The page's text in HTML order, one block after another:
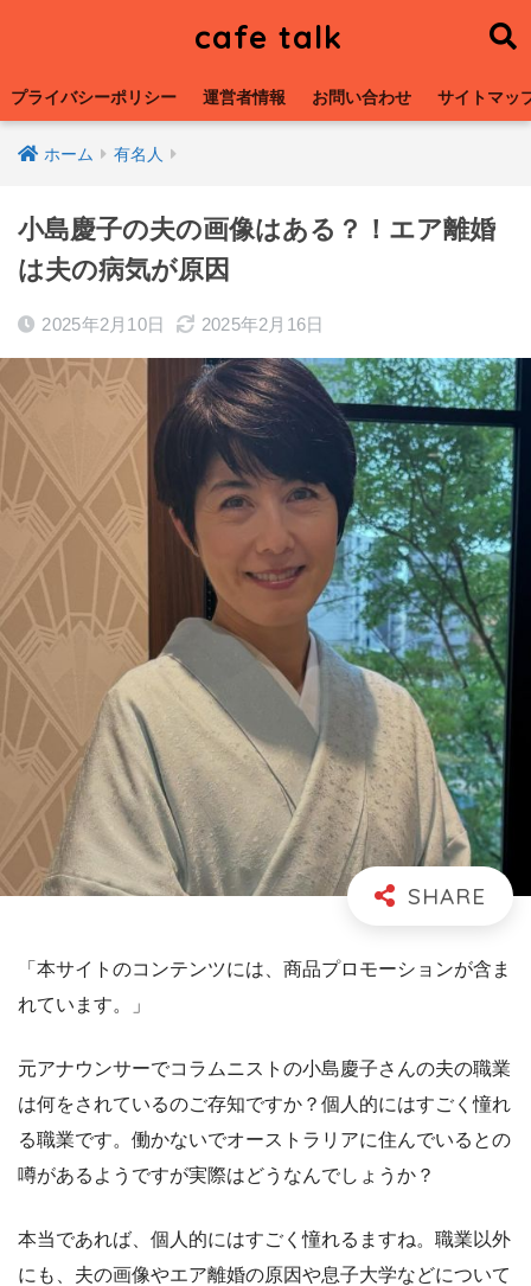
cafe talk
プライバシーポリシー 運営者情報 お問い合わせ サイトマッ
ホーム 有名人
小島慶子の夫の画像はある？！エア離婚
は夫の病気が原因
2025年2月10日 2025年2月16日
「本サイトのコンテンツには、商品プロモーションが含ま
れています。」
元アナウンサーでコラムニストの小島慶子さんの夫の職業
は何をされているのご存知ですか？個人的にはすごく憧れ
る職業です。働かないでオーストラリアに住んでいるとの
噂があるようですが実際はどうなんでしょうか？
本当であれば、個人的にはすごく憧れるますね。職業以外
にも、 夫の画像やエア離婚の原因や息子大学などについて